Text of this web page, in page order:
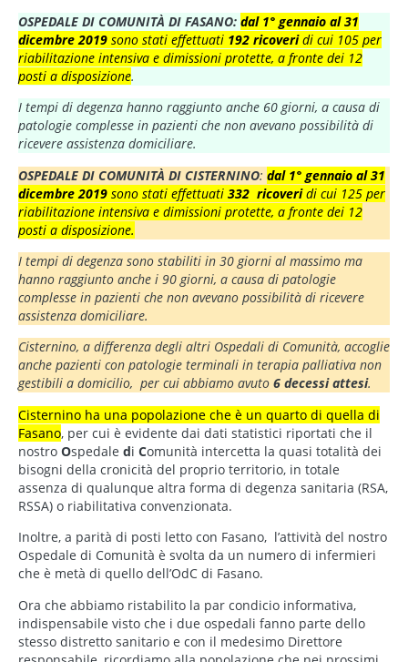
OSPEDALE DI COMUNITÀ DI FASANO: dal 1° gennaio al 31
dicembre 2019 sono stati effettuati 192 ricoveridi cui 105 per
riabilitazione intensiva e dimissioni protette, a fronte dei 12
posti a disposizione.
I tempi di degenza hanno raggiunto anche 60 giorni, a causa di
patologie complesse in pazienti che non avevano possibilità di
ricevere assistenza domiciliare.
OSPEDALE DI COMUNITÀ DI CISTERNINO: dal 1° gennaio al 31
dicembre 2019 sono stati effettuati 332 ricoveridi cui 125 per
riabilitazione intensiva e dimissioni protette, a fronte dei 12
posti a disposizione.
I tempi di degenza sono stabiliti in 30 giorni al massimo ma
hanno raggiunto anche i 90 giorni, a causa di patologie
complesse in pazienti che non avevano possibilità di ricevere
assistenza domiciliare.
Cisternino, a differenza degli altri Ospedali di Comunità, accoglie
anche pazienti con patologie terminali in terapia palliativa non
gestibili a domicilio, per cui abbiamo avuto 6 decessi attesi.
Cisternino ha una popolazione che è un quarto di quella di
Fasano, per cui è evidente dai dati statistici riportati che il
nostro Ospedale di Comunità intercetta la quasi totalità dei
bisogni della cronicità del proprio territorio, in totale
assenza di qualunque altra forma di degenza sanitaria (RSA,
RSSA) o riabilitativa convenzionata.
Inoltre, a parità di posti letto con Fasano, l’attività del nostro
Ospedale di Comunità è svolta da un numero di infermieri
che è metà di quello dell’OdC di Fasano.
Ora che abbiamo ristabilito la par condicio informativa,
indispensabile visto che i due ospedali fanno parte dello
stesso distretto sanitario e con il medesimo Direttore